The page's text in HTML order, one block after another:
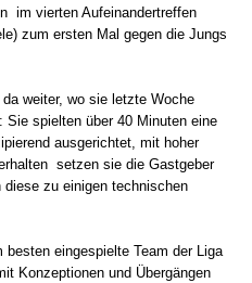
im vierten Aufeinandertreffen
zum ersten Mal gegen die Jungs
weiter, wo sie letzte Woche
Sie spielten über 40 Minuten eine
ausgerichtet, mit hoher
setzen sie die Gastgeber
zu einigen technischen
eingespielte Team der Liga
Konzeptionen und Übergängen